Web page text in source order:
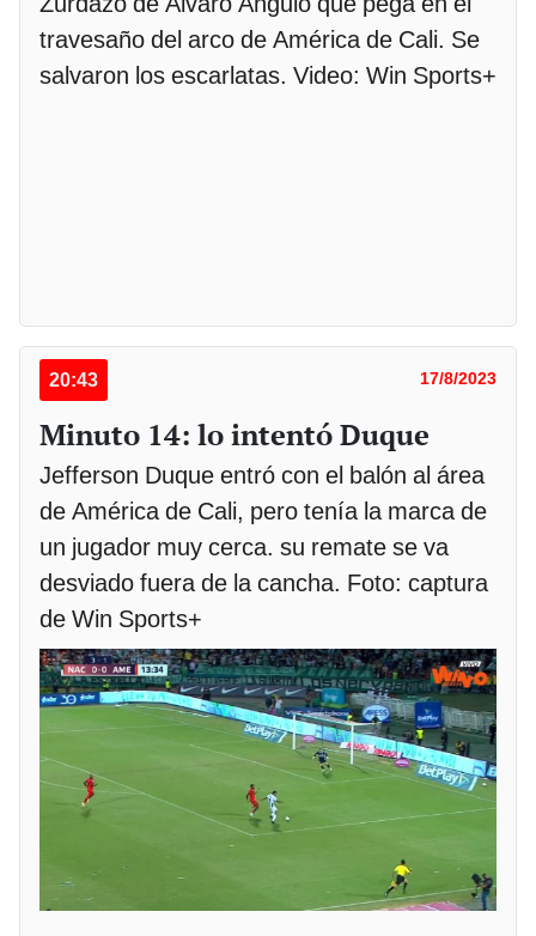
travesaño del arco de América de Cali. Se
salvaron los escarlatas. Video: Win Sports+
20:43 17/8/2023
Minuto 14: lo intentó Duque
Jefferson Duque entró con el balón al área
de América de Cali, pero tenía la marca de
un jugador muy cerca. su remate se va
desviado fuera de la cancha. Foto: captura
de Win Sports+